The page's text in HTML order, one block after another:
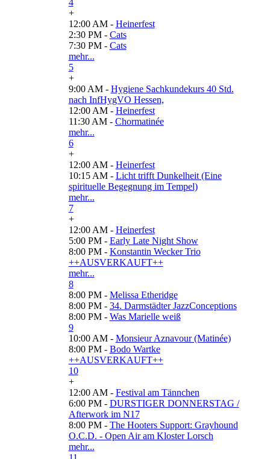
4
+
12:00 AM - Heinerfest
2:30 PM - Cats
7:30 PM - Cats
mehr...
5
+
9:00 AM - Hygiene Sachkundekurs 40 Std.
nach InfHygVO Hessen,
12:00 AM - Heinerfest
11:30 AM - Chormatinée
mehr...
6
+
12:00 AM - Heinerfest
10:15 AM - Licht trifft Dunkelheit (Eine
spirituelle Begegnung im Tempel)
mehr...
7
+
12:00 AM - Heinerfest
5:00 PM - Early Late Night Show
8:00 PM - Konstantin Wecker Trio
++AUSVERKAUFT++
mehr...
8
8:00 PM - Melissa Etheridge
8:00 PM - 34. Darmstädter JazzConceptions
8:00 PM - Was Marielle weiß
9
10:00 AM - Monsieur Aznavour (Matinée)
8:00 PM - Bodo Wartke
++AUSVERKAUFT++
10
+
12:00 AM - Festival am Tännchen
6:00 PM - DURSTIGER DONNERSTAG /
Afterwork im N17
8:00 PM - The Hooters Support: Grayhound
O.C.D. - Open Air am Kloster Lorsch
mehr...